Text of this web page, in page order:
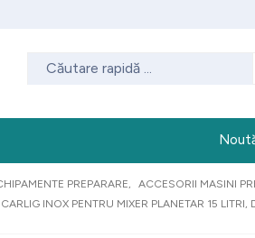
PREPARARE, ACCESORII MASINI
CARLIG INOX PENTRU MIXER PLANETAR 15